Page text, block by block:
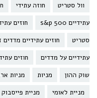
וול סטריט
חוזה עתידי
עתידיים s&p 500
חוזים
סטריט
חוזים עתידיים
עתידיים על מדדים
חוזים
שוק ההון
מניות מניות
מניית לאומי
מניית פייסבוק